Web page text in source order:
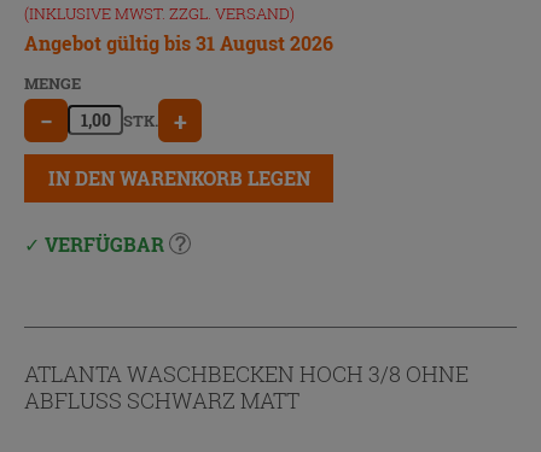
(INKLUSIVE MWST. ZZGL. VERSAND)
Angebot gültig bis 31 August 2026
MENGE
− STK. +
IN DEN WARENKORB LEGEN
VERFÜGBAR
ATLANTA WASCHBECKEN HOCH 3/8 OHNE
ABFLUSS SCHWARZ MATT